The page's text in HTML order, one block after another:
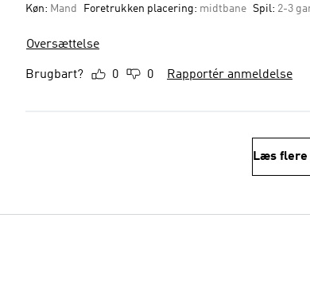
Køn: Mand Foretrukken placering: midtbane Spil: 2-3
Oversættelse
Brugbart? 0 0 Rapportér anmeldelse
Læs